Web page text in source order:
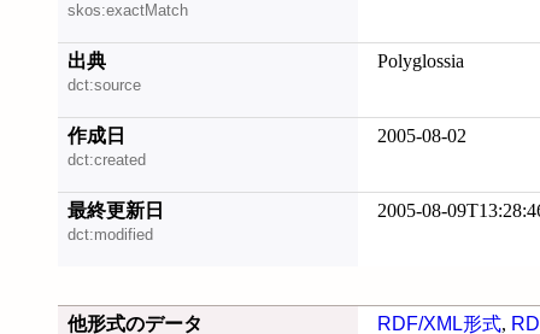
skos:exactMatch
出典
dct:source
Polyglossia
作成日
dct:created
2005-08-02
最終更新日
dct:modified
2005-08-
他形式のデータ RDF/XML形式,